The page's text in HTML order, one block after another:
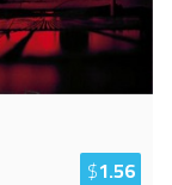
$1.56